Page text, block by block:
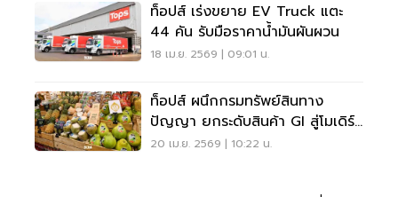
ท็อปส์ เร่งขยาย EV Truck แตะ
44 คัน รับมือราคาน้ำมันผันผวน
18 เม.ย. 2569 | 09:01 น.
ท็อปส์ ผนึกกรมทรัพย์สินทาง
ปัญญา ยกระดับสินค้า GI สู่โมเดิร์น
เทรด
20 เม.ย. 2569 | 10:22 น.